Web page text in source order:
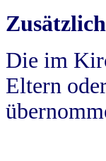
Die im
Eltern